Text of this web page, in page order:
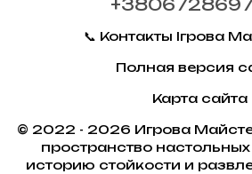
📞 Контакты Ігрова
Полная версия
Карта сайта
© 2022 - 2026 Игрова
пространство
историю стойкости и